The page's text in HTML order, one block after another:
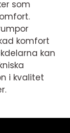
som
komfort
kan
i kvalitet